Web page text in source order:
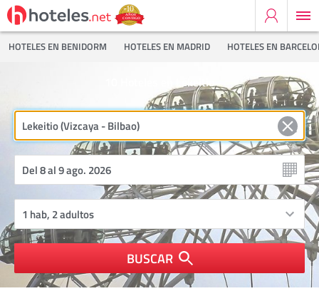
HOTELES EN BENIDORM HOTELES EN MADRID HOTELES EN
Hoteles en Lekeitio
BUSCAR